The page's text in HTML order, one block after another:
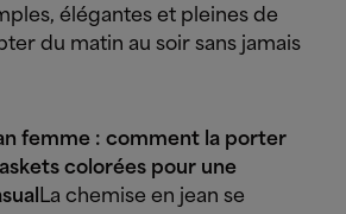
élégantes et pleines de
du matin au soir sans jamais
femme : comment la porter
colorées pour une
La chemise en jean se